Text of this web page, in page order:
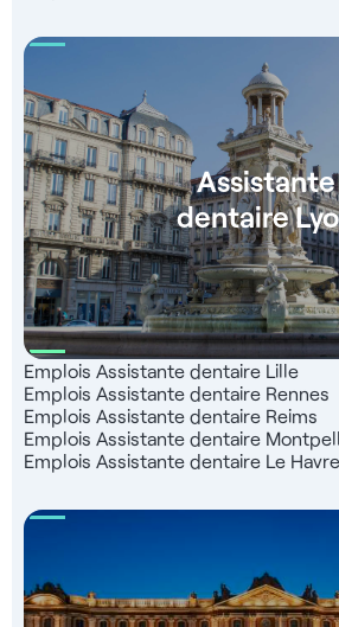
Assistante
dentaire
Emplois Assistante dentaire Lille
Emplois Assistante dentaire Rennes
Emplois Assistante dentaire Reims
Emplois Assistante dentaire
Emplois Assistante dentaire Le Havre